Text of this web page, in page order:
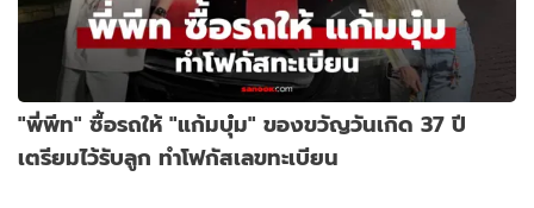
"พี่พีท" ซื้อรถให้ "แก้มบุ๋ม" ของขวัญวันเกิด 37 ปี
เตรียมไว้รับลูก ทำโฟกัสเลขทะเบียน